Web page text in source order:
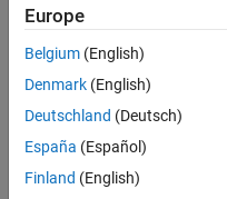
maintenant
Poste:
36935-
Ingénierie
Europe
Belgium (English)
Denmark (English)
Deutschland (Deutsch)
España (Español)
Finland (English)